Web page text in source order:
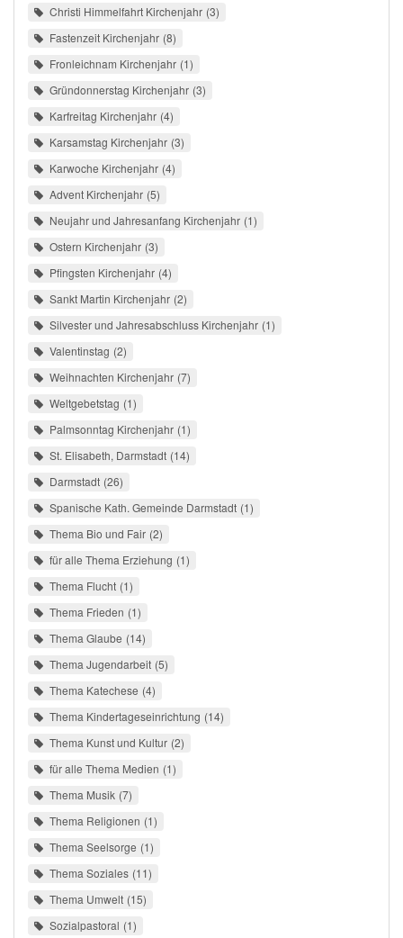
Christi Himmelfahrt Kirchenjahr 3
Fastenzeit Kirchenjahr 8
Fronleichnam Kirchenjahr 1
Gründonnerstag Kirchenjahr 3
Karfreitag Kirchenjahr 4
Karsamstag Kirchenjahr 3
Karwoche Kirchenjahr 4
Advent Kirchenjahr 5
Neujahr und Jahresanfang Kirchenjahr 1
Ostern Kirchenjahr 3
Pfingsten Kirchenjahr 4
Sankt Martin Kirchenjahr 2
Silvester und Jahresabschluss Kirchenjahr 1
Valentinstag 2
Weihnachten Kirchenjahr 7
Weltgebetstag 1
Palmsonntag Kirchenjahr 1
St. Elisabeth, Darmstadt 14
Darmstadt 26
Spanische Kath. Gemeinde Darmstadt 1
Thema Bio und Fair 2
für alle Thema Erziehung 1
Thema Flucht 1
Thema Frieden 1
Thema Glaube 14
Thema Jugendarbeit 5
Thema Katechese 4
Thema Kindertageseinrichtung 14
Thema Kunst und Kultur 2
für alle Thema Medien 1
Thema Musik 7
Thema Religionen 1
Thema Seelsorge 1
Thema Soziales 11
Thema Umwelt 15
Sozialpastoral 1